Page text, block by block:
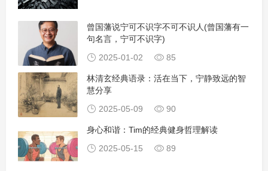
曾国藩说宁可不识字不可不识人(曾国藩有一
句名言，宁可不识字)
2025-01-02
85
林清玄经典语录：活在当下，宁静致远的智
慧分享
2025-05-09
90
身心和谐：Tim的经典健身哲理解读
2025-05-15
89